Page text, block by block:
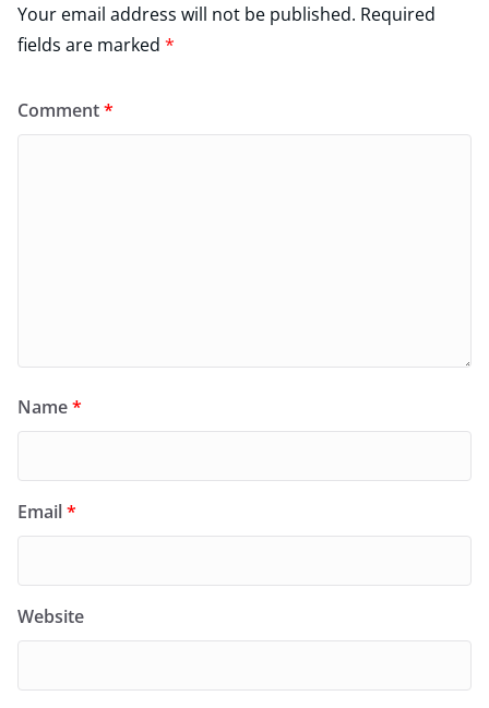
Your email address will not be published. Required
fields are marked *
Comment*
Name*
Email*
Website